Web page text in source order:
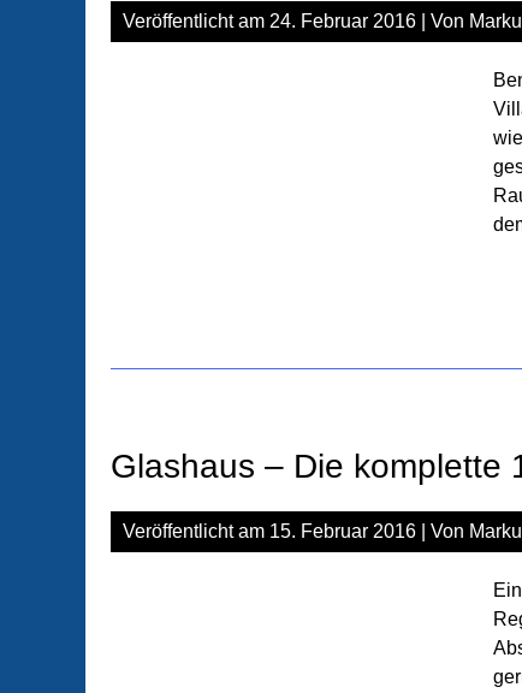
Veröffentlicht am 24. Februar 2016 | Von
Glashaus – Die komplette
Veröffentlicht am 15. Februar 2016 | Von